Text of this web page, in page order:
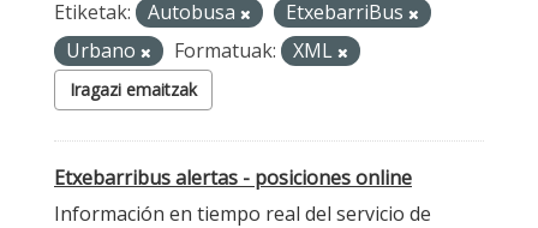
Etiketak: Autobusa
EtxebarriBus
Urbano
Formatuak: XML
Iragazi emaitzak
Etxebarribus alertas - posiciones online
Información en tiempo real del servicio de